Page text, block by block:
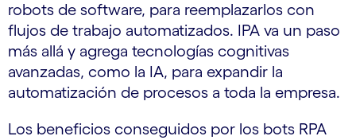
robots de software, para reemplazarlos con
flujos de trabajo automatizados. IPA va un paso
más allá y agrega tecnologías cognitivas
avanzadas, como la IA, para expandir la
automatización de procesos a toda la empresa.
Los beneficios conseguidos por los bots RPA